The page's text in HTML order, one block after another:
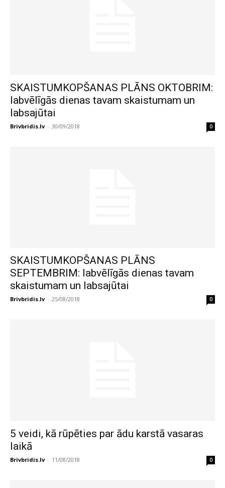
SKAISTUMKOPŠANAS PLĀNS OKTOBRIM:
labvēlīgās dienas tavam skaistumam un
labsajūtai
Brivbridis.lv - 30/09/2018 0
SKAISTUMKOPŠANAS PLĀNS
SEPTEMBRIM: labvēlīgās dienas tavam
skaistumam un labsajūtai
Brivbridis.lv - 25/08/2018 0
5 veidi, kā rūpēties par ādu karstā vasaras
laikā
Brivbridis.lv - 11/08/2018 0